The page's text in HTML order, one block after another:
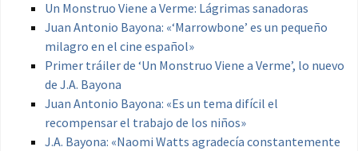
Un Monstruo Viene a Verme: Lágrimas sanadoras
Juan Antonio Bayona: «‘Marrowbone’ es un pequeño
milagro en el cine español»
Primer tráiler de ‘Un Monstruo Viene a Verme’, lo nuevo
de J.A. Bayona
Juan Antonio Bayona: «Es un tema difícil el
recompensar el trabajo de los niños»
J.A. Bayona: «Naomi Watts agradecía constantemente